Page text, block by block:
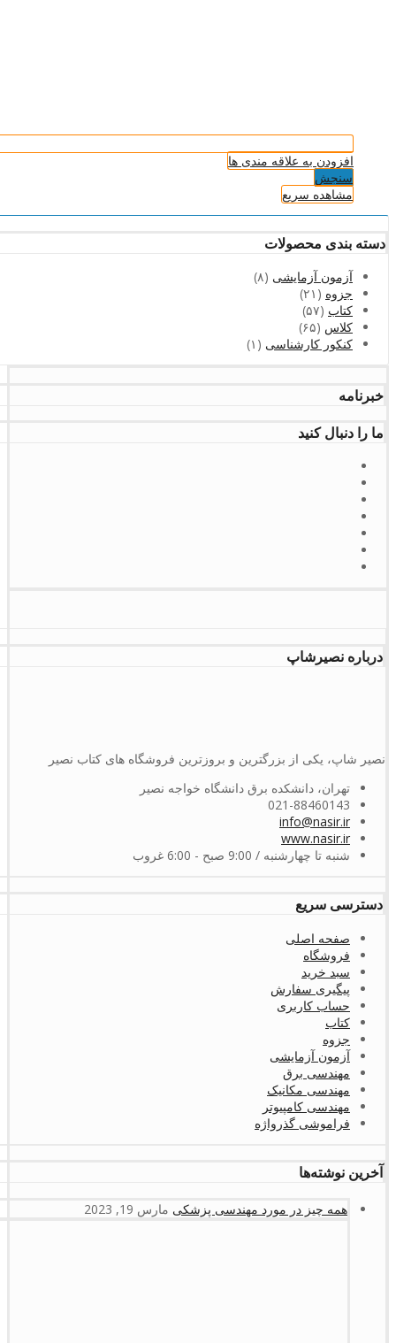
افزودن به علاقه مندی ها
سنجش
مشاهده سریع
دسته بندی محصولات
آزمون آزمایشی (۸)
جزوه (۲۱)
کتاب (۵۷)
کلاس (۶۵)
کنکور کارشناسی (۱)
خبرنامه
ما را دنبال کنید
درباره نصیرشاپ
نصیر شاپ، یکی از بزرگترین و بروزترین فروشگاه های کتاب نصیر
تهران، دانشکده برق دانشگاه خواجه نصیر
021-88460143
info@nasir.ir
www.nasir.ir
شنبه تا چهارشنبه / 9:00 صبح - 6:00 غروب
دسترسی سریع
صفحه اصلی
فروشگاه
سبد خرید
پیگیری سفارش
حساب کاربری
کتاب
جزوه
آزمون آزمایشی
مهندسی برق
مهندسی مکانیک
مهندسی کامپیوتر
فراموشی گذرواژه
آخرین نوشته‌ها
همه چیز در مورد مهندسی پزشکی مارس 19, 2023